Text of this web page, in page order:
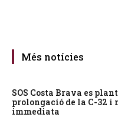
Més notícies
SOS Costa Brava es
prolongació de la C-32
immediata